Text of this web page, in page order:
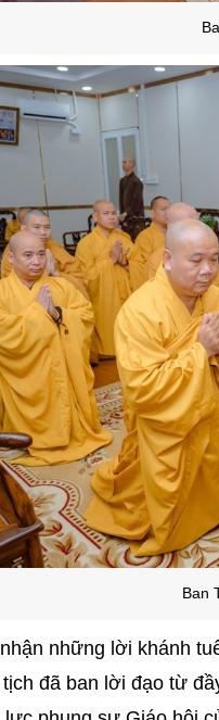
Ban
những lời khánh
đã ban lời đạo từ